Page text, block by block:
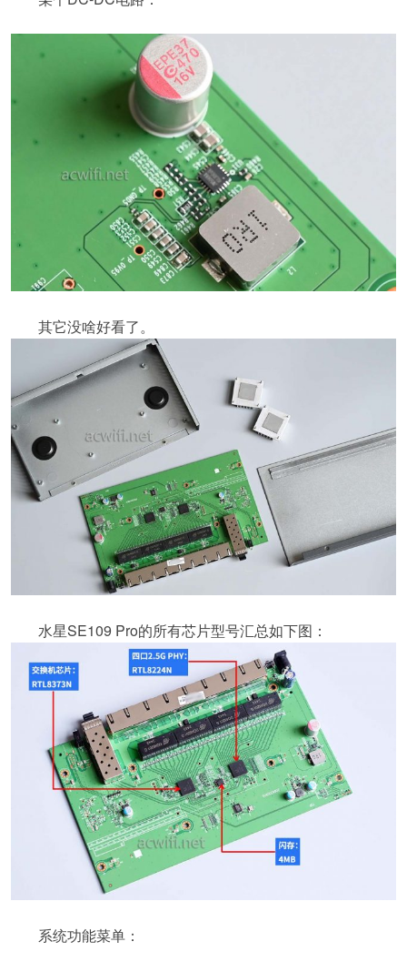
其它没啥好看了。
水星SE109 Pro的所有芯片型号汇总如下图：
系统功能菜单：